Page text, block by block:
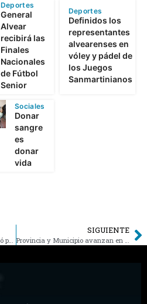
Deportes
General
Alvear
recibirá las
Finales
Nacionales
de Fútbol
Senior
Deportes
Definidos los
representantes
alvearenses en
vóley y pádel de
los Juegos
Sanmartinianos
Sociales
Donar
sangre
es
donar
vida
Con una gran convocatoria, pasó por General Alvear la tercera fecha del Argentino de Motocross
SIGUIENTE
Provincia y Municipio avanzan en acciones conjuntas para fortalecer el desarrollo productivo de General Alvear